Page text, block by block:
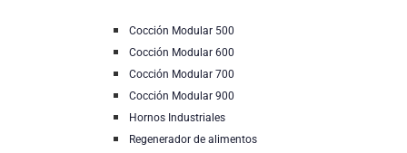
Cocción Modular 500
Cocción Modular 600
Cocción Modular 700
Cocción Modular 900
Hornos Industriales
Regenerador de alimentos